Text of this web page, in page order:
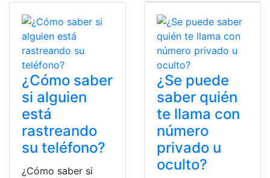
¿Cómo saber
si alguien
está
rastreando
su teléfono?
¿Cómo saber si
¿Se puede
saber quién
te llama con
número
privado u
oculto?